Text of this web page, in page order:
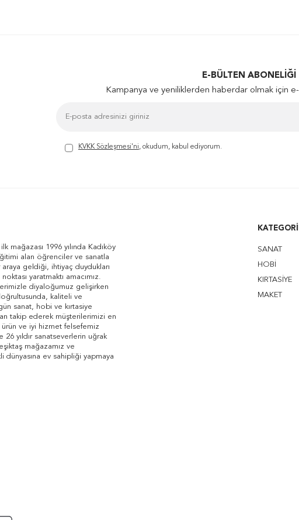
E-BÜLTEN ABONELIĞI
Kampanya ve yeniliklerden haberdar olmak için
KVKK Sözleşmesi'ni, okudum, kabul ediyorum.
mağazası 1996 yılında Kadıköy
alan öğrenciler ve sanatla
geldiği, ihtiyaç duydukları
yaratmaktı amacımız.
diyaloğumuz gelişirken
kaliteli ve
sanat, hobi ve kırtasiye
takip ederek müşterilerimizi en
ve iyi hizmet felsefemiz
yıldır sanatseverlerin uğrak
mağazamız ve
dünyasına ev sahipliği yapmaya
SANAT
HOBİ
KIRTASİYE
MAKET